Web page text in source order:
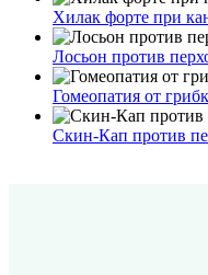
Хилак форте при
Лосьон против
Гомеопатия от
Скин-Кап против